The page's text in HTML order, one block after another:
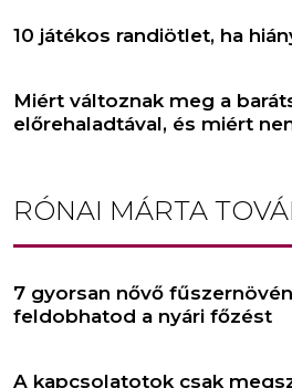
10 játékos randiötlet, ha
Miért változnak meg a
előrehaladtával, és miért
RÓNAI MÁRTA
7 gyorsan nővő
feldobhatod a nyári főzést
A kapcsolatotok csak